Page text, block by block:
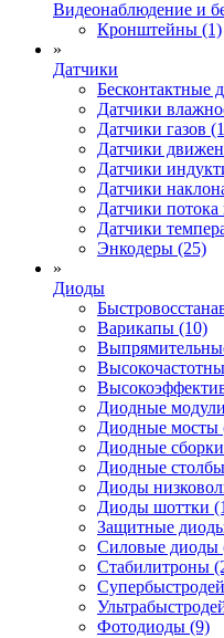
Видеонаблюдение и
Кронштейны (1)
»
Датчики
Бесконтактные
Датчики
Датчики газов
Датчики
Датчики
Датчики
Датчики
Датчики
Энкодеры (25)
»
Диоды
Варикапы (10)
Диодные
Диодные мосты
Диодные
Диодные
Диоды
Диоды шоттки
Защитные
Силовые диоды
Стабилитроны
Фотодиоды (9)